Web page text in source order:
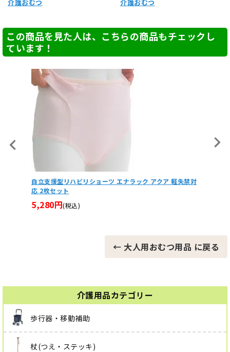
介護用品カテゴリー
歩行器・移動補助
杖(つえ・ステッキ)
介護おむつ
介護おむつ
この商品を見た人は、こちらの商品もチェックし
ています！
自立支援型リハビリショーツ エナラック アクア 軽失禁対
応 2枚セット
5,280円(税込)
← 大人用おむつ用品 に戻る